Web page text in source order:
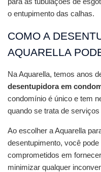
o entupimento das calhas.
COMO A
AQUARELLA
desentupidora em
condomínio é único e tem
quando se trata de
Ao escolher a Aquarella
desentupimento, você
comprometidos em
minimizar qualquer